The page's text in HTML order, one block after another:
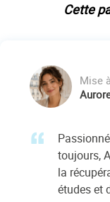
Cette
Mise
toujours,
la
études et